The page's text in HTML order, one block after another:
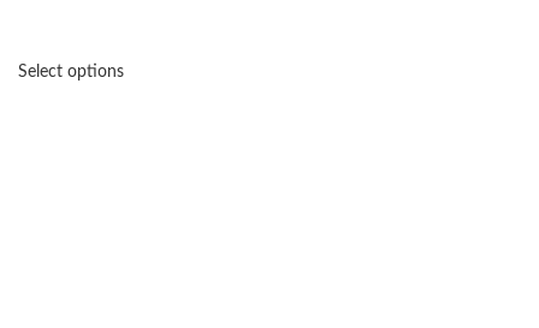
Select options